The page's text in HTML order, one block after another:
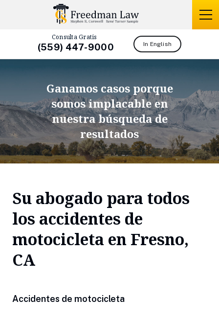
Consulta Gratis
(559) 447-9000 In English
Ganamos casos porque
somosimplacable en
nuestra búsqueda de
resultados
Su abogado para todos
los accidentes de
motocicleta en Fresno,
CA
Accidentes de motocicleta